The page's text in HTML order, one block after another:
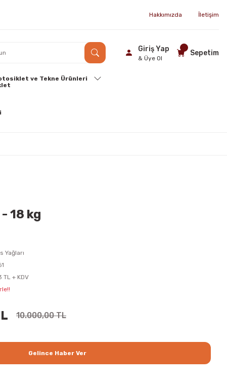
Hakkımızda İletişim
Giriş Yap
& Üye Ol
Sepetim
ve Tekne Ürünleri
- 18 kg
Yağları
+ KDV
10.000,00 TL
Gelince Haber Ver